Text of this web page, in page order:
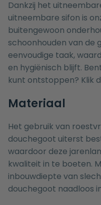
Dankzij het
uitneembare sifon is
buitengewoon
schoonhouden van de
eenvoudige taak,
en hygiënisch blijft.
kunt ontstoppen? Klik
Materiaal
Het gebruik van
douchegoot uiterst
waardoor deze
kwaliteit in te boeten.
inbouwdiepte van
douchegoot naadloos